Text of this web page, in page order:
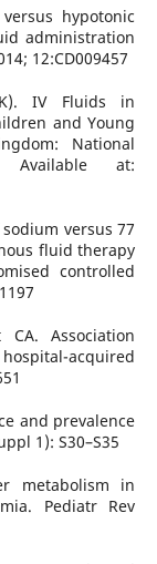
hypotonic
administration
12:CD009457
IV Fluids in
and Young
National
Available at:
versus 77
fluid therapy
controlled
Association
acquired
and prevalence
1): S30–S35
metabolism in
Pediatr Rev